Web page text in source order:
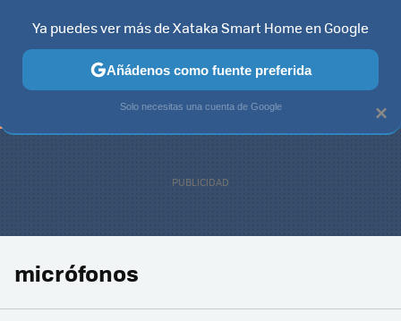
TELEVISORES CONTENIDOS SMART TV SELECCIÓN
micrófonos
×
Ya puedes ver más de Xataka Smart Home en Google
Añádenos como fuente preferida
Solo necesitas una cuenta de Google